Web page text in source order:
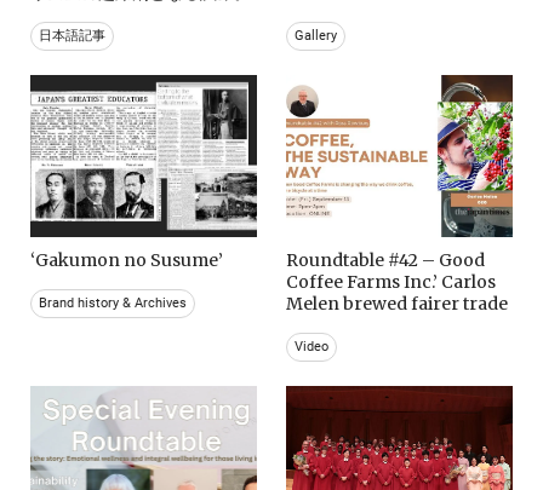
日本語記事 Gallery
‘Gakumon no Susume’
Brand history & Archives
Roundtable #42 – Good
Coffee Farms Inc.’ Carlos
Melen brewed fairer trade
Video